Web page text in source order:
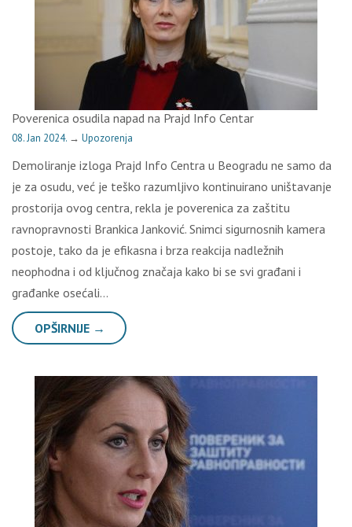
Poverenica osudila napad na Prajd Info Centar
08. Jan 2024. → Upozorenja
Demoliranje izloga Prajd Info Centra u Beogradu ne samo da
je za osudu, već je teško razumljivo kontinuirano uništavanje
prostorija ovog centra, rekla je poverenica za zaštitu
ravnopravnosti Brankica Janković. Snimci sigurnosnih kamera
postoje, tako da je efikasna i brza reakcija nadležnih
neophodna i od ključnog značaja kako bi se svi građani i
građanke osećali…
OPŠIRNIJE →